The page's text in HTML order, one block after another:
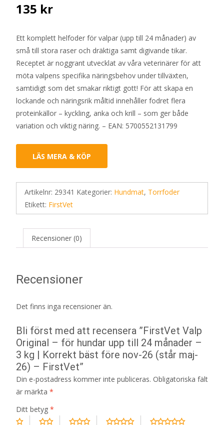
135 kr
Ett komplett helfoder för valpar (upp till 24 månader) av
små till stora raser och dräktiga samt digivande tikar.
Receptet är noggrant utvecklat av våra veterinärer för att
möta valpens specifika näringsbehov under tillväxten,
samtidigt som det smakar riktigt gott! För att skapa en
lockande och näringsrik måltid innehåller fodret flera
proteinkällor – kyckling, anka och krill – som ger både
variation och viktig näring. – EAN: 5700552131799
LÄS MERA & KÖP
Artikelnr: 29341 Kategorier: Hundmat, Torrfoder
Etikett: FirstVet
Recensioner (0)
Recensioner
Det finns inga recensioner än.
Bli först med att recensera ”FirstVet Valp
Original – för hundar upp till 24 månader –
3 kg | Korrekt bäst före nov-26 (står maj-
26) – FirstVet”
Din e-postadress kommer inte publiceras. Obligatoriska fält
är märkta *
Ditt betyg *